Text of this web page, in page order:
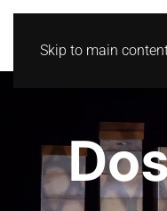
Skip to main